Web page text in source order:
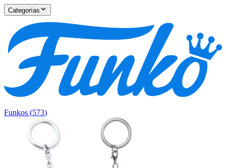
Categorías
Funkos (573)